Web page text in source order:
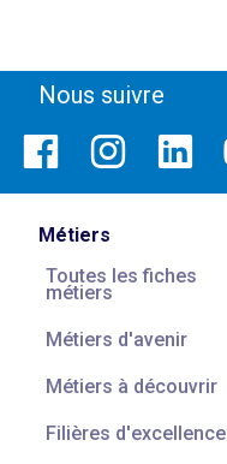
Nous suivre
Métiers
Toutes les fiches
métiers
Métiers d'avenir
Métiers à découvrir
Filières d'excellence